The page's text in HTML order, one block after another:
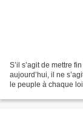
S’il s’agit de mettre
aujourd’hui, il ne
le peuple à chaque